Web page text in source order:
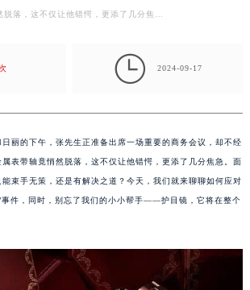
脱落，这不仅让他错愕，更添了几分焦…
 2024-09-17
日丽的下午，张先生正准备出席一场重要的商务会议，却不经
表带轴竟悄然脱落，这不仅让他错愕，更添了几分焦急。面
束手无策，还是有解决之道？今天，我们就来聊聊如何应对
事件，同时，别忘了我们的小小帮手——护目镜，它将在整个